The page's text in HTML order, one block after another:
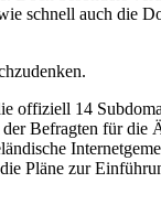
schnell auch die
offiziell 14
Befragten für die
Pläne zur